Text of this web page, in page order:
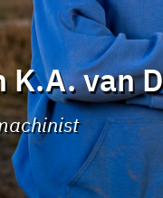
K.A. van